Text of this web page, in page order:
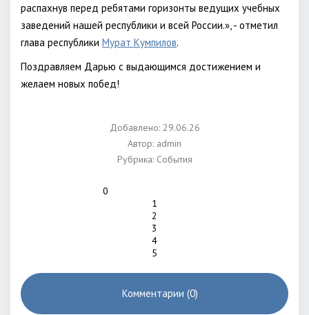
Добавлено: 29.06.26
Автор: admin
Рубрика: События
0
1
2
3
4
5
Комментарии (0)
распахнув перед ребятами горизонты ведущих учебных
заведений нашей республики и всей России.», - отметил
глава республики Мурат Кумпилов.
Поздравляем Дарью с выдающимся достижением и
желаем новых побед!